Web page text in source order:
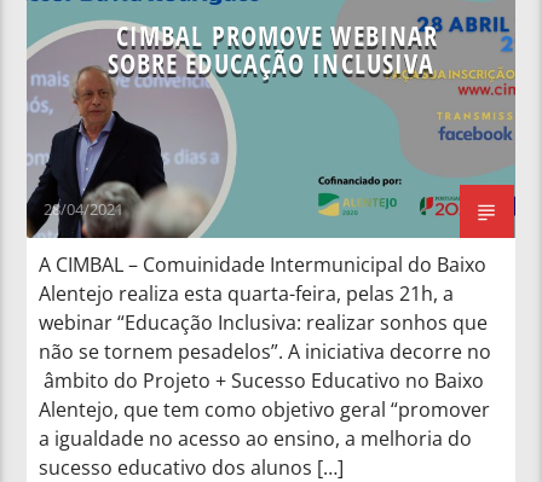
CIMBAL PROMOVE WEBINAR
SOBRE EDUCAÇÃO INCLUSIVA
28/04/2021
A CIMBAL – Comuinidade Intermunicipal do Baixo
Alentejo realiza esta quarta-feira, pelas 21h, a
webinar “Educação Inclusiva: realizar sonhos que
não se tornem pesadelos”. A iniciativa decorre no
âmbito do Projeto + Sucesso Educativo no Baixo
Alentejo, que tem como objetivo geral “promover
a igualdade no acesso ao ensino, a melhoria do
sucesso educativo dos alunos […]